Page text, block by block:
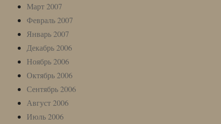
Март 2007
Февраль 2007
Январь 2007
Декабрь 2006
Ноябрь 2006
Октябрь 2006
Сентябрь 2006
Август 2006
Июль 2006